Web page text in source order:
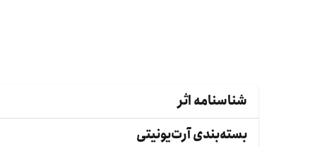
شناسنامه اثر
بسته‌بندی آرت‌یونیتی